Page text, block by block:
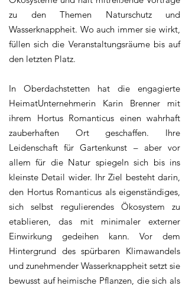
zu den Themen Naturschutz und
Wasserknappheit. Wo auch immer sie wirkt,
füllen sich die Veranstaltungsräume bis auf
den letzten Platz.
In Oberdachstetten hat die engagierte
HeimatUnternehmerin Karin Brenner mit
ihrem Hortus Romanticus einen wahrhaft
zauberhaften Ort geschaffen. Ihre
Leidenschaft für Gartenkunst – aber vor
allem für die Natur spiegeln sich bis ins
kleinste Detail wider. Ihr Ziel besteht darin,
den Hortus Romanticus als eigenständiges,
sich selbst regulierendes Ökosystem zu
etablieren, das mit minimaler externer
Einwirkung gedeihen kann. Vor dem
Hintergrund des spürbaren Klimawandels
und zunehmender Wasserknappheit setzt sie
bewusst auf heimische Pflanzen, die sich als